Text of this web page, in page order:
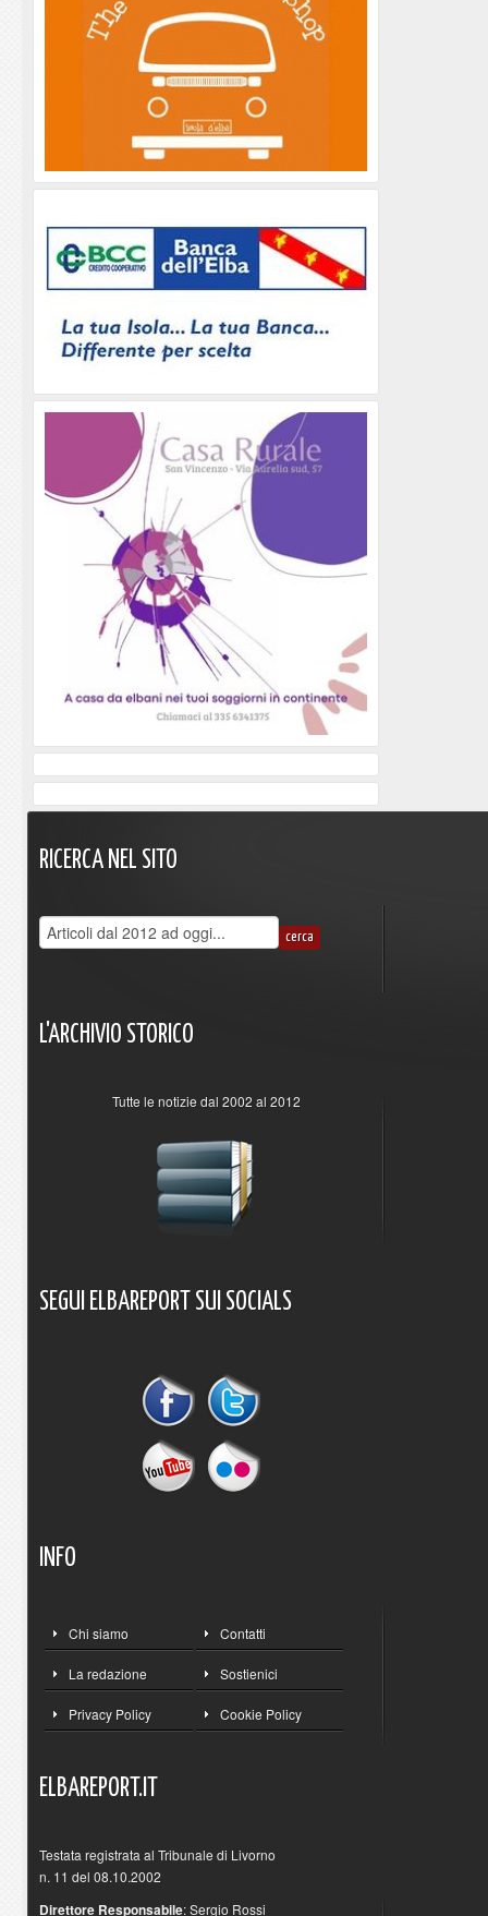
RICERCA NEL SITO
L'ARCHIVIO STORICO
Tutte le notizie dal 2002 al 2012
SEGUI ELBAREPORT SUI SOCIALS
INFO
Chi siamo Contatti
La redazione Sostienici
Privacy Policy Cookie Policy
ELBAREPORT.IT
Testata registrata al Tribunale di Livorno
n. 11 del 08.10.2002
Direttore Responsabile: Sergio Rossi